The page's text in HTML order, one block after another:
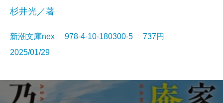
杉井光／著
新潮文庫nex 978-4-10-180300-5 737円
2025/01/29